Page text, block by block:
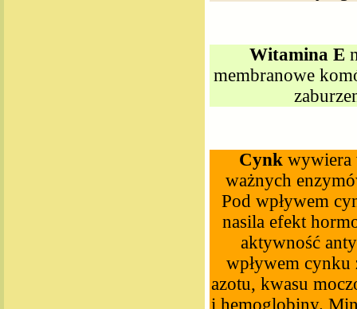
Witamina E
membranowe
Cynk wywiera
ważnych
Pod wpływem
nasila efekt
aktywność
wpływem cynku
azotu, kwasu
i hemoglobiny.